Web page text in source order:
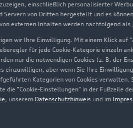
einschließlich personalisierter
Servern von Dritten hergestellt und es
externen Inhalten werden nachfolgend als
wir Ihre Einwilligung. Mit einem Klick
für jede Cookie-Kategorie einzeln
nur die notwendigen Cookies (z. B. der
einzuwilligen, aber wenn Sie Ihre
Kategorien von Cookies
die "Cookie-Einstellungen" in der Fußzeile
, unserem Datenschutzhinweis und im
Presse & Media Center
Datenschutz
Audi erleben
Newsletter